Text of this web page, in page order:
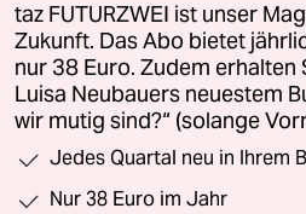
taz FUTURZWEI ist unser
Zukunft. Das Abo bietet
nur 38 Euro. Zudem erhalten
Luisa Neubauers neuestem
wir mutig sind?“ (solange
Jedes Quartal neu in Ihrem
Nur 38 Euro im Jahr